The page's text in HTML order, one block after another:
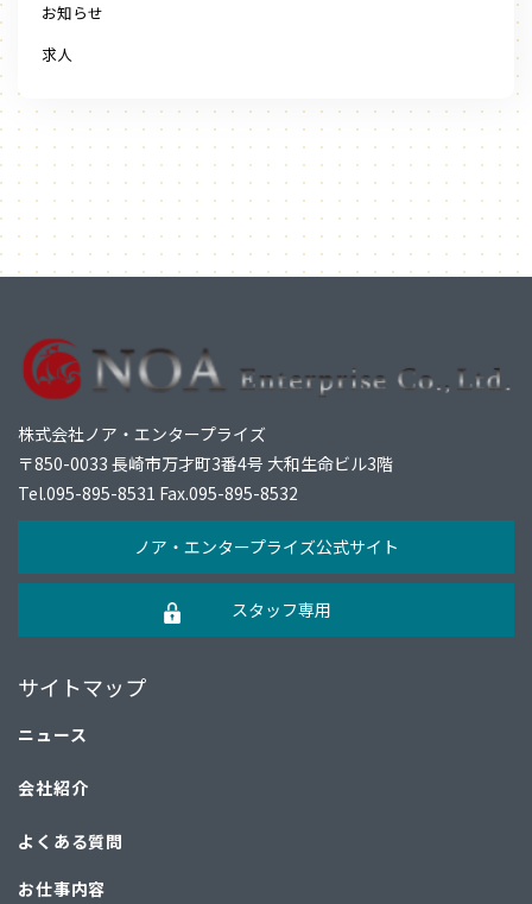
お知らせ
求人
株式会社ノア・エンタープライズ
〒850-0033 長崎市万才町3番4号 大和生命ビル3階
Tel.095-895-8531 Fax.095-895-8532
ノア・エンタープライズ公式サイト
スタッフ専用
サイトマップ
ニュース
会社紹介
よくある質問
お仕事内容